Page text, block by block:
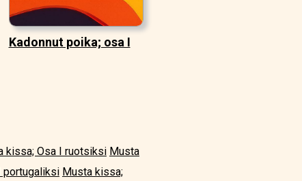
Kadonnut poika; osa I
kissa; Osa I ruotsiksi Musta
portugaliksi Musta kissa;